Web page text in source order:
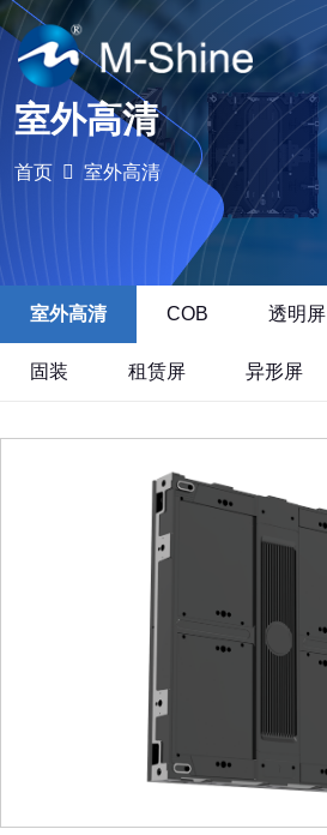
室外高清
首页 室外高清
室外高清 COB 透明屏
固装 租赁屏 异形屏